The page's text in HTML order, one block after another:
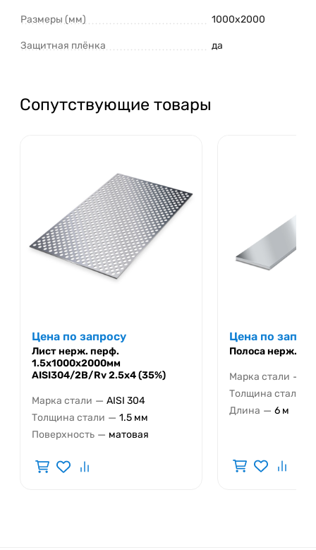
Размеры (мм) 1000х2000
Защитная плёнка да
Сопутствующие товары
Цена по запросу
Лист нерж. перф.
1.5х1000х2000мм
AISI304/2B/Rv 2.5х4 (35%)
Марка стали — AISI 304
Толщина стали — 1.5 мм
Поверхность — матовая
Цена по
Полоса нерж.
Марка стали —
Толщина стали
Длина — 6 м